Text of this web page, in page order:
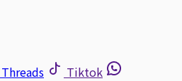
Threads
Tiktok